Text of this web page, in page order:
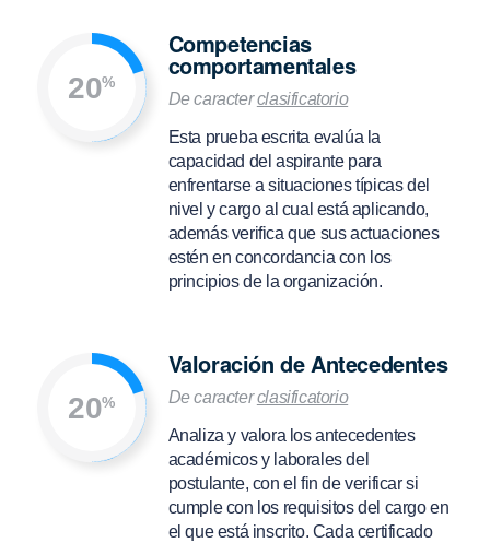
20%
Competencias
comportamentales
De caracterclasificatorio
Esta prueba escrita evalúa la
capacidad del aspirante para
enfrentarse a situaciones típicas del
nivel y cargo al cual está aplicando,
además verifica que sus actuaciones
estén en concordancia con los
principios de la organización.
20%
Valoración de Antecedentes
De caracterclasificatorio
Analiza y valora los antecedentes
académicos y laborales del
postulante, con el fin de verificar si
cumple con los requisitos del cargo en
el que está inscrito. Cada certificado